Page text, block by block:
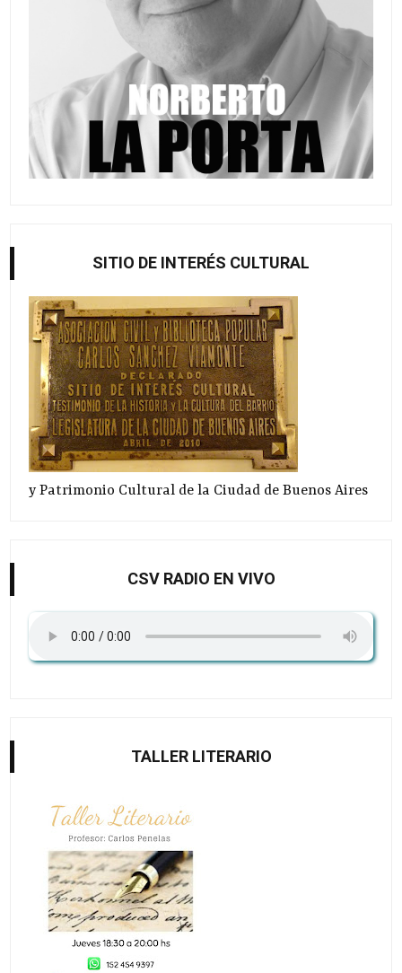
SITIO DE INTERÉS CULTURAL
y Patrimonio Cultural de la Ciudad de Buenos Aires
CSV RADIO EN VIVO
TALLER LITERARIO